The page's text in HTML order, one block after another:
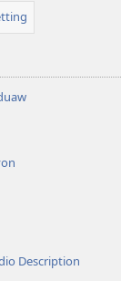
Description